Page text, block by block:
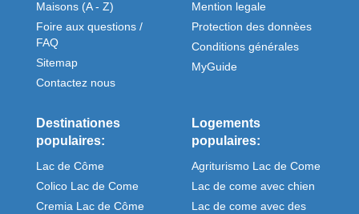
Maisons (A - Z)
Foire aux questions /
FAQ
Sitemap
Contactez nous
Mention legale
Protection des donnèes
Conditions générales
MyGuide
Destinationes
populaires:
Lac de Côme
Colico Lac de Come
Cremia Lac de Côme
Logements
populaires:
Agriturismo Lac de Come
Lac de come avec chien
Lac de come avec des